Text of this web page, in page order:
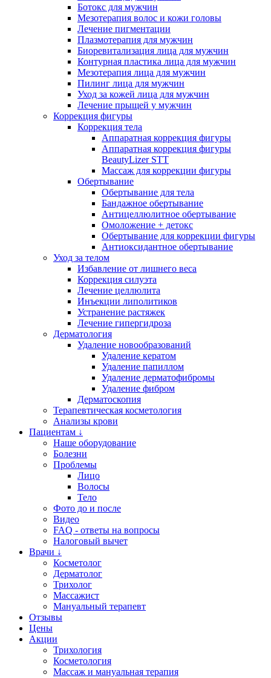
Ботокс для мужчин
Мезотерапия волос и кожи головы
Лечение пигментации
Плазмотерапия для мужчин
Биоревитализация лица для мужчин
Контурная пластика лица для мужчин
Мезотерапия лица для мужчин
Пилинг лица для мужчин
Уход за кожей лица для мужчин
Лечение прыщей у мужчин
Коррекция фигуры
Коррекция тела
Аппаратная коррекция фигуры
Аппаратная коррекция фигуры
BeautyLizer STT
Массаж для коррекции фигуры
Обертывание
Обертывание для тела
Бандажное обертывание
Антицеллюлитное обертывание
Омоложение + детокс
Обертывание для коррекции фигуры
Антиоксидантное обертывание
Уход за телом
Избавление от лишнего веса
Коррекция силуэта
Лечение целлюлита
Инъекции липолитиков
Устранение растяжек
Лечение гипергидроза
Дерматология
Удаление новообразований
Удаление кератом
Удаление папиллом
Удаление дерматофибромы
Удаление фибром
Дерматоскопия
Терапевтическая косметология
Анализы крови
Пациентам ↓
Наше оборудование
Болезни
Проблемы
Лицо
Волосы
Тело
Фото до и после
Видео
FAQ - ответы на вопросы
Налоговый вычет
Врачи ↓
Косметолог
Дерматолог
Трихолог
Массажист
Мануальный терапевт
Отзывы
Цены
Акции
Трихология
Косметология
Массаж и мануальная терапия